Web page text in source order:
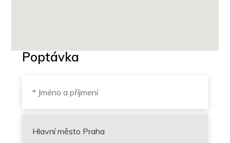
Poptávka